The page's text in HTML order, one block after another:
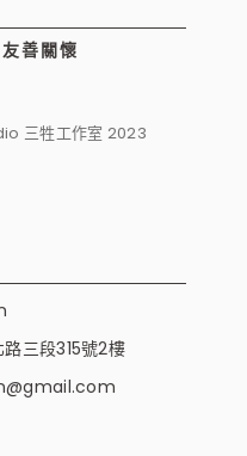
善關懷
三牲工作室 2023
三段315號2樓